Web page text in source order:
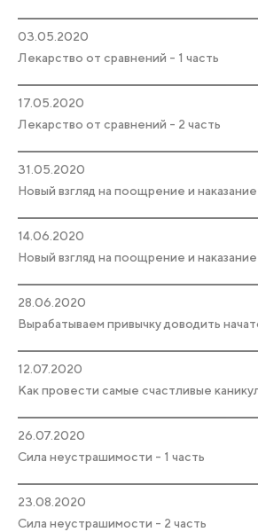
03.05.2020
Лекарство от сравнений - 1 часть
17.05.2020
Лекарство от сравнений - 2 часть
31.05.2020
Новый взгляд на поощрение и наказание
14.06.2020
Новый взгляд на поощрение и
28.06.2020
Вырабатываем привычку доводить
12.07.2020
Как провести самые счастливые
26.07.2020
Сила неустрашимости - 1 часть
23.08.2020
Сила неустрашимости - 2 часть